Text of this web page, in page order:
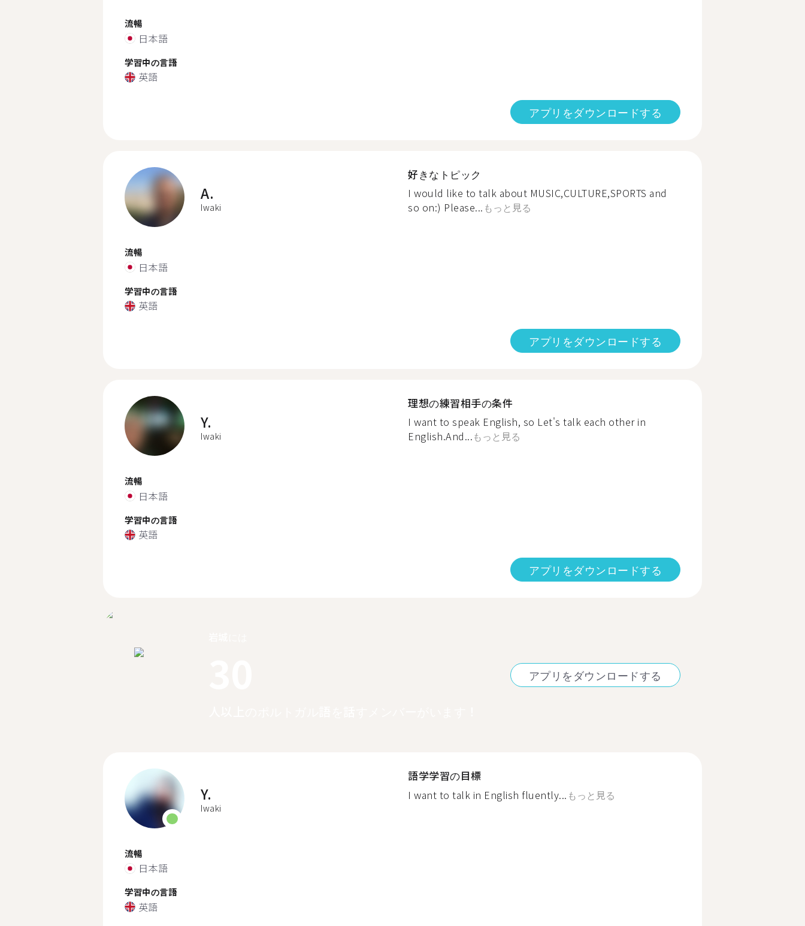
流暢
日本語
学習中の言語
英語
アプリをダウンロードする
A.
Iwaki
流暢
日本語
学習中の言語
英語
好きなトピック
I would like to talk about MUSIC,CULTURE,SPORTS and
so on:) Please... もっと見る
アプリをダウンロードする
Y.
Iwaki
流暢
日本語
学習中の言語
英語
理想の練習相手の条件
I want to speak English, so Let's talk each other in
English.And...もっと見る
アプリをダウンロードする
アプリをダウンロードする
Y.
Iwaki
流暢
日本語
学習中の言語
英語
語学学習の目標
I want to talk in English fluently... もっと見る